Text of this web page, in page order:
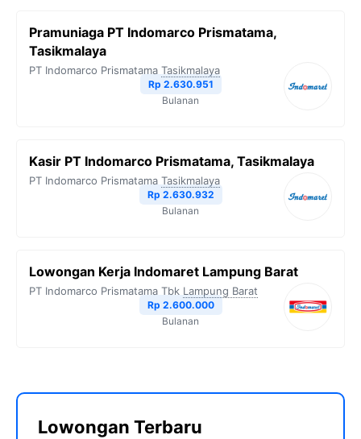
Pramuniaga PT Indomarco Prismatama,
Tasikmalaya
PT Indomarco Prismatama Tasikmalaya
Rp 2.630.951
Bulanan
Kasir PT Indomarco Prismatama, Tasikmalaya
PT Indomarco Prismatama Tasikmalaya
Rp 2.630.932
Bulanan
Lowongan Kerja Indomaret Lampung Barat
PT Indomarco Prismatama Tbk Lampung Barat
Rp 2.600.000
Bulanan
Lowongan Terbaru